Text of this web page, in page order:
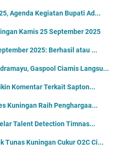
Agenda Kegiatan Bupati Ad...
Kamis 25 September 2025
2025: Berhasil atau ...
Gaspool Ciamis Langsu...
Komentar Terkait Sapton...
Kuningan Raih Penghargaa...
Talent Detection Timnas...
Tunas Kuningan Cukur O2C Ci...